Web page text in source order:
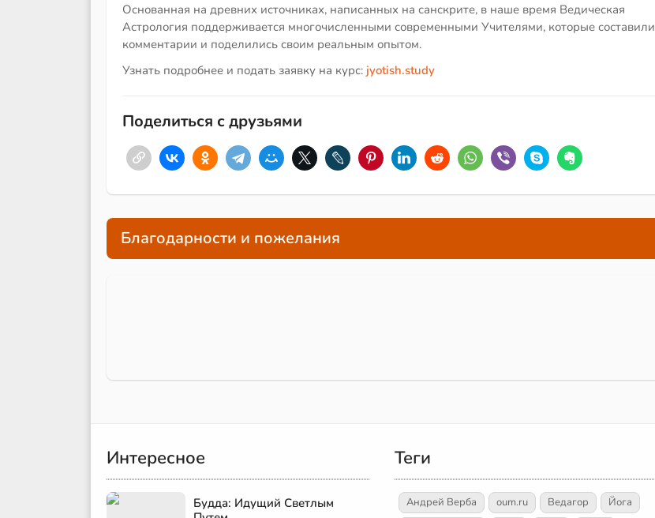
Основанная на древних источниках, написанных на санскрите, в наше время Ведическая
Астрология поддерживается многочисленными современными Учителями, которые составили
комментарии и поделились своим реальным опытом.
Узнать подробнее и подать заявку на курс: jyotish.study
Поделиться с друзьями
Благодарности и пожелания
Интересное
Будда: Идущий Светлым
Теги
Андрей Верба oum.ru Ведагор Йога